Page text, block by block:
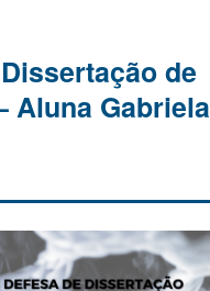
de
Aluna Gabriela